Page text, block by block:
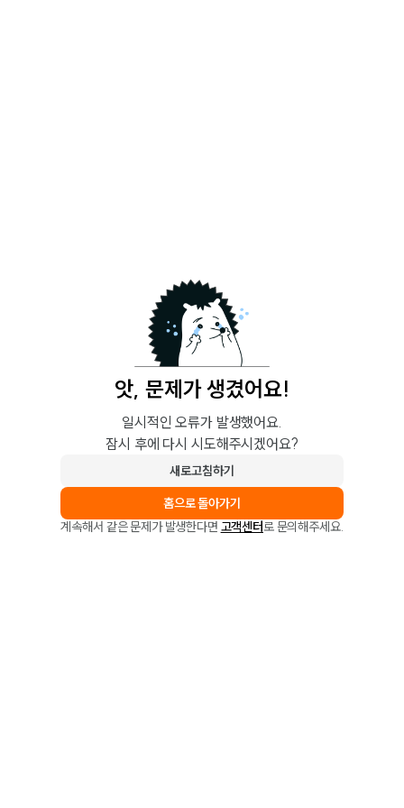
앗, 문제가 생겼어요!
일시적인 오류가 발생했어요.
잠시 후에 다시 시도해주시겠어요?
새로고침하기
홈으로 돌아가기
계속해서 같은 문제가 발생한다면 고객센터로 문의해주세요.